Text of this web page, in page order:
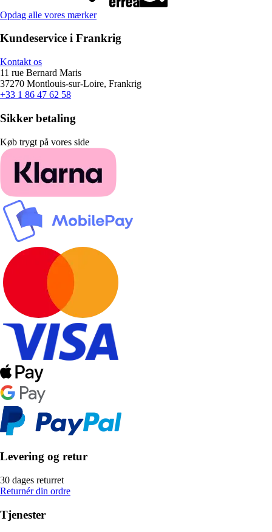
Opdag alle vores mærker
Kundeservice i Frankrig
Kontakt os
11 rue Bernard Maris
37270 Montlouis-sur-Loire, Frankrig
+33 1 86 47 62 58
Sikker betaling
Køb trygt på vores side
Levering og retur
30 dages returret
Returnér din ordre
Tjenester